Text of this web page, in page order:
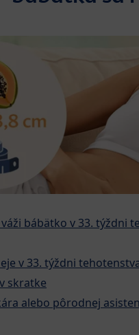
bábätko v 33. týždni
v 33. týždni
skratke
alebo pôrodnej